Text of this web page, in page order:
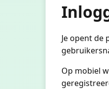
Je opent de
Op mobiel